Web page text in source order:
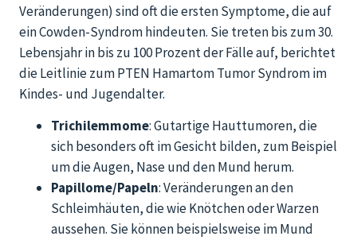
Veränderungen) sind oft die ersten Symptome, die auf
ein Cowden-Syndrom hindeuten. Sie treten bis zum 30.
Lebensjahr in bis zu 100 Prozent der Fälle auf, berichtet
die Leitlinie zum PTEN Hamartom Tumor Syndrom im
Kindes- und Jugendalter.
Trichilemmome: Gutartige Hauttumoren, die
sich besonders oft im Gesicht bilden, zum Beispiel
um die Augen, Nase und den Mund herum.
Papillome/Papeln: Veränderungen an den
Schleimhäuten, die wie Knötchen oder Warzen
aussehen. Sie können beispielsweise im Mund